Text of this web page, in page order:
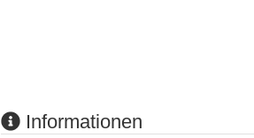
Informationen